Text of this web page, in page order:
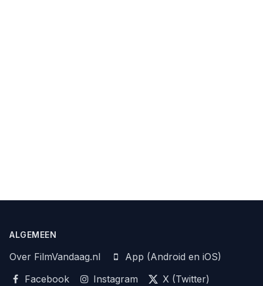
ALGEMEEN
Over FilmVandaag.nl
App (Android en iOS)
Facebook
Instagram
X (Twitter)